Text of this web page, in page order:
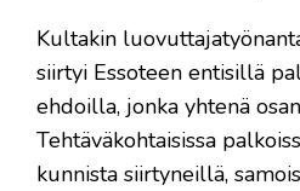
Kultakin
siirtyi Essoteen entisillä
ehdoilla, jonka yhtenä
Tehtäväkohtaisissa
kunnista siirtyneillä,